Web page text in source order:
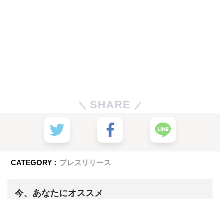
SHARE
CATEGORY : プレスリリース
今、あなたにオススメ